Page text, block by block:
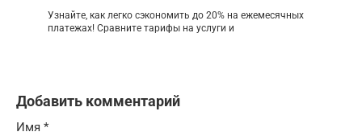
Узнайте, как легко сэкономить до 20% на ежемесячных
платежах! Сравните тарифы на услуги и
Добавить комментарий
Имя *